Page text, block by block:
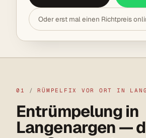
Oder erst mal einen Richtpreis
01 / RÜMPELFIX VOR ORT IN
Entrümpelung in
Langenargen —